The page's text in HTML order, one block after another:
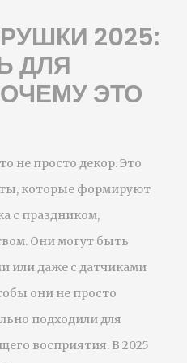
2025:
ДЛЯ
ЭТО
не просто декор. Это
которые формируют
с праздником,
. Они могут быть
или даже с датчиками
они не просто
подходили для
восприятия. В 2025